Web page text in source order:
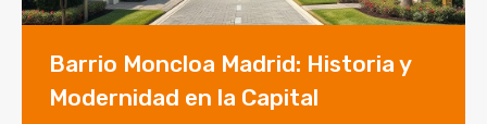
Barrio Moncloa Madrid: Historia y
Modernidad en la Capital